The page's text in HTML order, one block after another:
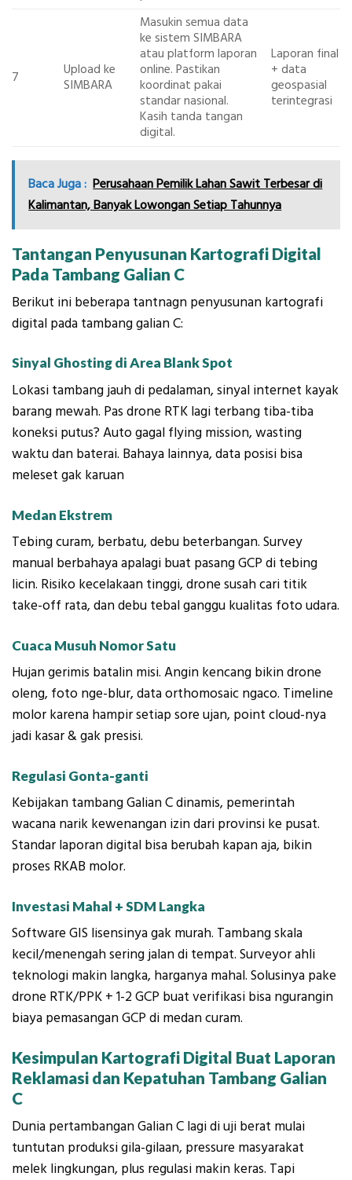
7
Upload ke
SIMBARA
Masukin semua data
ke sistem SIMBARA
atau platform laporan
online. Pastikan
koordinat pakai
standar nasional.
Kasih tanda tangan
digital.
Laporan final
+ data
geospasial
terintegrasi
Baca Juga : Perusahaan Pemilik Lahan Sawit Terbesar di
Kalimantan, Banyak Lowongan Setiap Tahunnya
Tantangan Penyusunan Kartografi Digital
Pada Tambang Galian C
Berikut ini beberapa tantnagn penyusunan kartografi
digital pada tambang galian C:
Sinyal Ghosting di Area Blank Spot
Lokasi tambang jauh di pedalaman, sinyal internet kayak
barang mewah. Pas drone RTK lagi terbang tiba-tiba
koneksi putus? Auto gagal flying mission, wasting
waktu dan baterai. Bahaya lainnya, data posisi bisa
meleset gak karuan
Medan Ekstrem
Tebing curam, berbatu, debu beterbangan. Survey
manual berbahaya apalagi buat pasang GCP di tebing
licin. Risiko kecelakaan tinggi, drone susah cari titik
take-off rata, dan debu tebal ganggu kualitas foto udara.
Cuaca Musuh Nomor Satu
Hujan gerimis batalin misi. Angin kencang bikin drone
oleng, foto nge-blur, data orthomosaic ngaco. Timeline
molor karena hampir setiap sore ujan, point cloud-nya
jadi kasar & gak presisi.
Regulasi Gonta-ganti
Kebijakan tambang Galian C dinamis, pemerintah
wacana narik kewenangan izin dari provinsi ke pusat.
Standar laporan digital bisa berubah kapan aja, bikin
proses RKAB molor.
Investasi Mahal + SDM Langka
Software GIS lisensinya gak murah. Tambang skala
kecil/menengah sering jalan di tempat. Surveyor ahli
teknologi makin langka, harganya mahal. Solusinya pake
drone RTK/PPK + 1-2 GCP buat verifikasi bisa ngurangin
biaya pemasangan GCP di medan curam.
Kesimpulan Kartografi Digital Buat Laporan
Reklamasi dan Kepatuhan Tambang Galian
C
Dunia pertambangan Galian C lagi di uji berat mulai
tuntutan produksi gila-gilaan, pressure masyarakat
melek lingkungan, plus regulasi makin keras. Tapi